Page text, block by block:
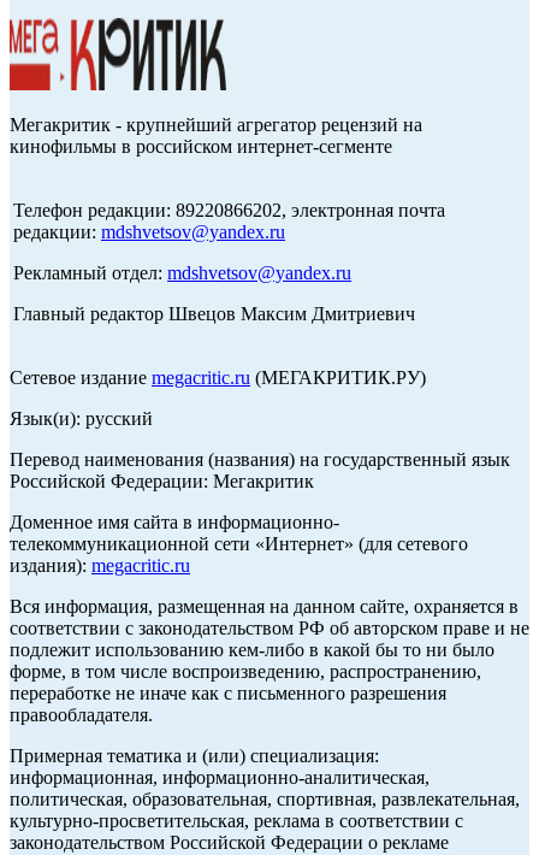
Мегакритик - крупнейший агрегатор рецензий на
кинофильмы в российском интернет-сегменте
Телефон редакции: 89220866202, электронная почта
редакции: mdshvetsov@yandex.ru
Рекламный отдел: mdshvetsov@yandex.ru
Главный редактор Швецов Максим Дмитриевич
Сетевое издание megacritic.ru (МЕГАКРИТИК.РУ)
Язык(и): русский
Перевод наименования (названия) на государственный язык
Российской Федерации: Мегакритик
Доменное имя сайта в информационно-
телекоммуникационной сети «Интернет» (для сетевого
издания): megacritic.ru
Вся информация, размещенная на данном сайте, охраняется в
соответствии с законодательством РФ об авторском праве и не
подлежит использованию кем-либо в какой бы то ни было
форме, в том числе воспроизведению, распространению,
переработке не иначе как с письменного разрешения
правообладателя.
Примерная тематика и (или) специализация:
информационная, информационно-аналитическая,
политическая, образовательная, спортивная, развлекательная,
культурно-просветительская, реклама в соответствии с
законодательством Российской Федерации о рекламе